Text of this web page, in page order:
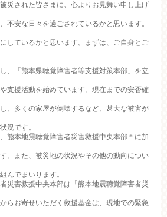
災された皆さまに、心よりお見舞い申し上げ
不安な日々を過ごされているかと思います。
しているかと思います。まずは、ご自身とご
、「熊本県聴覚障害者等支援対策本部」を立
支援活動を始めています。現在までの安否確
、多くの家屋が倒壊するなど、甚大な被害が
況です。
熊本地震聴覚障害者災害救援中央本部＊に加
。また、被災地の状況やその他の動向につい
んでまいります。
災害救援中央本部は「熊本地震聴覚障害者災
らお寄せいただく救援基金は、現地での緊急